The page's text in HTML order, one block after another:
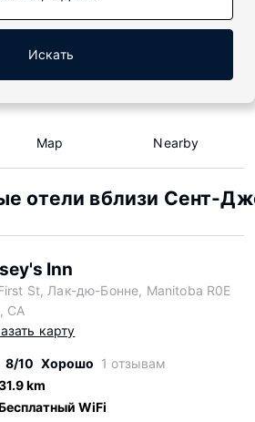
Искать
Map Nearby
отели вблизи Сент-
Inn
St, Лак-дю-Бонне, Manitoba R0E
CA
карту
8/10 Хорошо 1 отзывам
km
WiFi